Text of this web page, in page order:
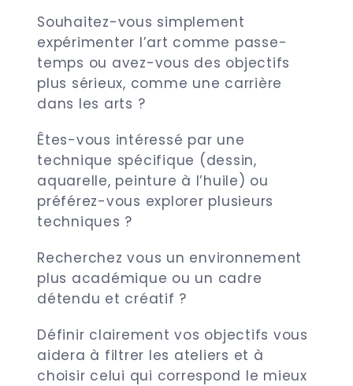
Souhaitez-vous simplement
expérimenter l’art comme passe-
temps ou avez-vous des objectifs
plus sérieux, comme une carrière
dans les arts ?
Êtes-vous intéressé par une
technique spécifique (dessin,
aquarelle, peinture à l’huile) ou
préférez-vous explorer plusieurs
techniques ?
Recherchez vous un environnement
plus académique ou un cadre
détendu et créatif ?
Définir clairement vos objectifs vous
aidera à filtrer les ateliers et à
choisir celui qui correspond le mieux